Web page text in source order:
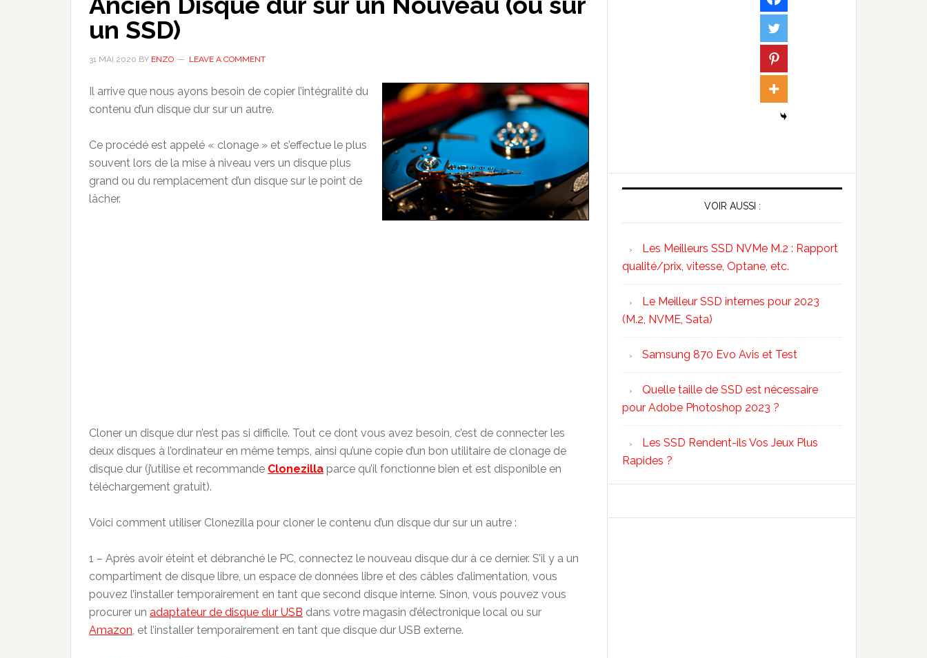
un SSD)
31 MAI 2020 BY ENZO LEAVE A COMMENT
Il arrive que nous ayons besoin de copier l’intégralité du
contenu d’un disque dur sur un autre.
Ce procédé est appelé « clonage » et s’effectue le plus
souvent lors de la mise à niveau vers un disque plus
grand ou du remplacement d’un disque sur le point de
lâcher.
Cloner un disque dur n’est pas si difficile. Tout ce dont vous avez besoin, c’est de connecter les
deux disques à l’ordinateur en même temps, ainsi qu’une copie d’un bon utilitaire de clonage de
disque dur (j’utilise et recommande Clonezilla parce qu’il fonctionne bien et est disponible en
téléchargement gratuit).
Voici comment utiliser Clonezilla pour cloner le contenu d’un disque dur sur un autre :
1 – Après avoir éteint et débranché le PC, connectez le nouveau disque dur à ce dernier. S’il y a un
compartiment de disque libre, un espace de données libre et des câbles d’alimentation, vous
pouvez l’installer temporairement en tant que second disque interne. Sinon, vous pouvez vous
procurer un adaptateur de disque dur USB dans votre magasin d’électronique local ou sur
Amazon, et l’installer temporairement en tant que disque dur USB externe.
VOIR AUSSI :
Les Meilleurs SSD NVMe M.2 : Rapport
qualité/prix, vitesse, Optane, etc.
Le Meilleur SSD internes pour 2023
(M.2, NVME, Sata)
Samsung 870 Evo Avis et Test
Quelle taille de SSD est nécessaire
pour Adobe Photoshop 2023 ?
Les SSD Rendent-ils Vos Jeux Plus
Rapides ?